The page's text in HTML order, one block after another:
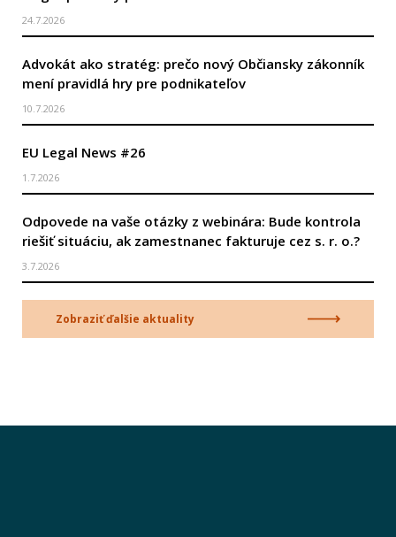
24.7.2026
Advokát ako stratég: prečo nový Občiansky zákonník
mení pravidlá hry pre podnikateľov
10.7.2026
EU Legal News #26
1.7.2026
Odpovede na vaše otázky z webinára: Bude kontrola
riešiť situáciu, ak zamestnanec fakturuje cez s. r. o.?
3.7.2026
Zobraziť ďalšie aktuality